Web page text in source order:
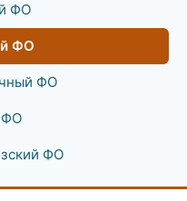
ФО
ФО
ФО
ФО